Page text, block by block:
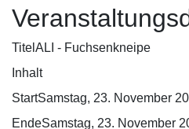
Titel ALI - Fuchsenkneipe
Inhalt
StartSamstag, 23. November
EndeSamstag, 23. November